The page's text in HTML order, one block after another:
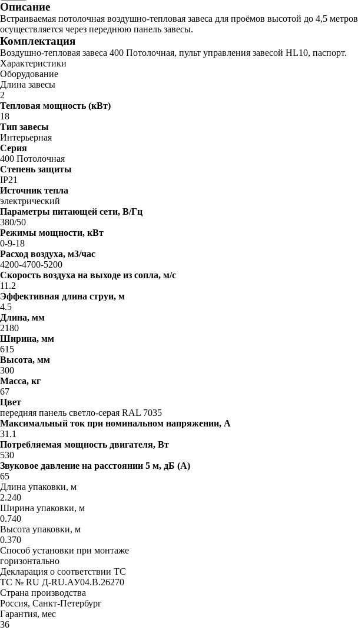
Описание
Встраиваемая потолочная воздушно-тепловая завеса для проёмов высотой до 4,5
осуществляется через переднюю панель завесы.
Комплектация
Воздушно-тепловая завеса 400 Потолочная, пульт управления завесой HL10, паспорт.
Характеристики
Оборудование
Длина завесы
2
Тепловая мощность (кВт)
18
Тип завесы
Интерьерная
Серия
400 Потолочная
Степень защиты
IP21
Источник тепла
электрический
Параметры питающей сети, В/Гц
380/50
Режимы мощности, кВт
0-9-18
Расход воздуха, м3/час
4200-4700-5200
Скорость воздуха на выходе из сопла, м/с
11.2
Эффективная длина струи, м
4.5
Длина, мм
2180
Ширина, мм
615
Высота, мм
300
Масса, кг
67
Цвет
передняя панель светло-серая RAL 7035
Максимальный ток при номинальном напряжении, A
31.1
Потребляемая мощность двигателя, Вт
530
Звуковое давление на расстоянии 5 м, дБ (A)
65
Длина упаковки, м
2.240
Ширина упаковки, м
0.740
Высота упаковки, м
0.370
Способ установки при монтаже
горизонтально
Декларация о соответствии ТС
ТС № RU Д-RU.АУ04.B.26270
Страна производства
Россия, Санкт-Петербург
Гарантия, мес
36